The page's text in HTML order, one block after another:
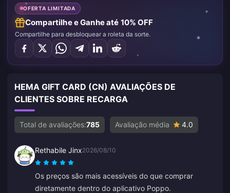
OFERTA LIMITADA
Compartilhe e Ganhe até 10% OFF
Compartilhe para desbloquear a roleta da sorte.
HEMA GIFT CARD (CN) AVALIAÇÕES DE
CLIENTES SOBRE RECARGA
Total de avaliações:785 Avaliação média 4.0
Rethabile Jinx2026/08/10
Os preços são mais acessíveis do que comprar
diretamente dentro do aplicativo Poppo.